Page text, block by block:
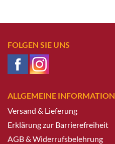
FOLGEN SIE UNS
ALLGEMEINE
Versand & Lieferung
Erklärung zur Barrierefreiheit
AGB & Widerrufsbelehrung